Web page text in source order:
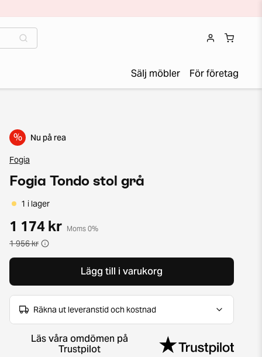
Sälj möbler För företag
% Nu på rea
Fogia
Fogia Tondo stol grå
1 i lager
1 174 kr Moms 0%
1 956 kr
Lägg till i varukorg
Räkna ut leveranstid och kostnad
Läs våra omdömen på
Trustpilot